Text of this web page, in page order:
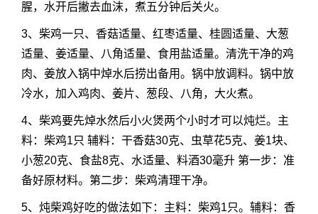
腥，水开后撇去血沫，煮五分钟后关火。
3、柴鸡一只、香菇适量、红枣适量、桂圆适量、大葱
适量、姜适量、八角适量、食用盐适量。清洗干净的鸡
肉、姜放入锅中焯水后捞出备用。锅中放调料。锅中放
冷水，加入鸡肉、姜片、葱段、八角，大火煮。
4、柴鸡要先焯水然后小火煲两个小时才可以炖烂。主
料：柴鸡1只 辅料：干香菇30克、虫草花5克、姜1块、
小葱20克、食盐8克、水适量、料酒30毫升 第一步：准
备好原材料。第二步：柴鸡清理干净。
5、炖柴鸡好吃的做法如下：主料：柴鸡1只。辅料：香